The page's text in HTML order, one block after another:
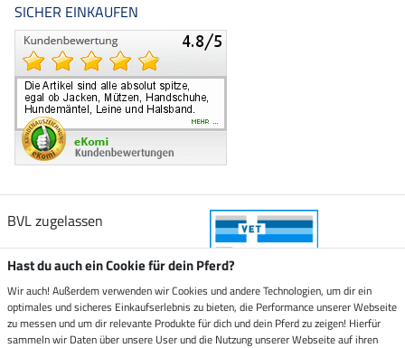
SICHER EINKAUFEN
BVL zugelassen
Zustellung durch
Hast du auch ein Cookie für dein Pferd?
Wir auch! Außerdem verwenden wir Cookies und andere Technologien, um dir ein
optimales und sicheres Einkaufserlebnis zu bieten, die Performance unserer Webseite
zu messen und um dir relevante Produkte für dich und dein Pferd zu zeigen! Hierfür
sammeln wir Daten über unsere User und die Nutzung unserer Webseite auf ihren